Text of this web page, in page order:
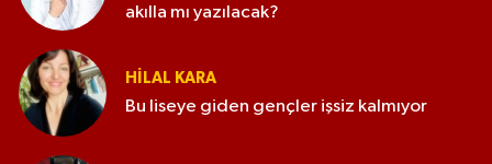
akılla mı yazılacak?
HILAL KARA
Bu liseye giden gençler işsiz kalmıyor